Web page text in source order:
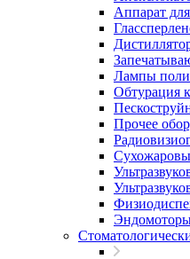
Аппарат
Лампы
Обтурация
Прочее